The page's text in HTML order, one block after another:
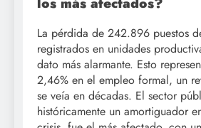
La pérdida de 242.896 puestos
registrados en unidades
dato más alarmante. Esto
2,46% en el empleo formal, un
se veía en décadas. El sector
históricamente un amortiguador